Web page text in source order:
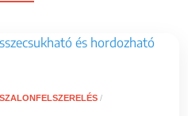
SZALONFELSZERELÉS /